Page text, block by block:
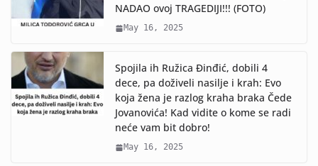
NADAO ovoj TRAGEDIJI!!! (FOTO)
May 16, 2025
Spojila ih Ružica Đinđić, dobili 4
dece, pa doživeli nasilje i krah: Evo
koja žena je razlog kraha braka Čede
Jovanovića! Kad vidite o kome se radi
neće vam bit dobro!
May 16, 2025